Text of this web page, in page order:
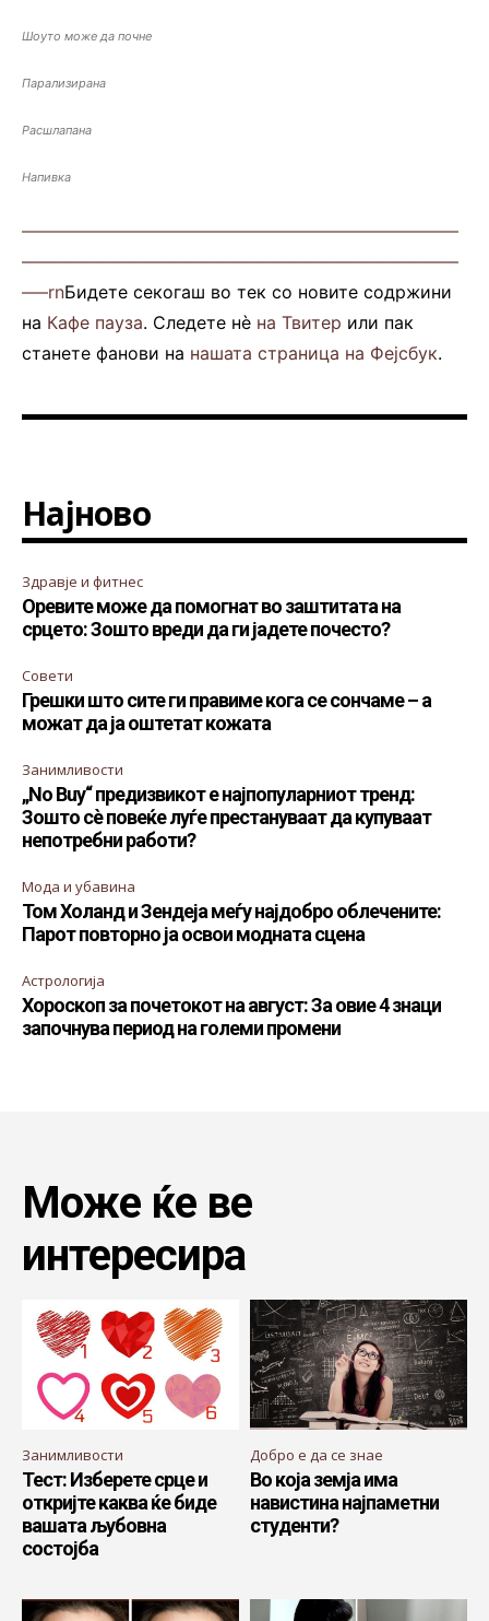
Шоуто може да почне
Парализирана
Расшлапана
Напивка
—————————————————————————
—————————————————————————
—–rnБидете секогаш во тек со новите содржини
на Кафе пауза. Следете нè на Твитер или пак
станете фанови на нашата страница на Фејсбук.
Најново
Здравје и фитнес
Оревите може да помогнат во заштитата на
срцето: Зошто вреди да ги јадете почесто?
Совети
Грешки што сите ги правиме кога се сончаме – а
можат да ја оштетат кожата
Занимливости
„No Buy“ предизвикот е најпопуларниот тренд:
Зошто сè повеќе луѓе престануваат да купуваат
непотребни работи?
Мода и убавина
Том Холанд и Зендеја меѓу најдобро облечените:
Парот повторно ја освои модната сцена
Астрологија
Хороскоп за почетокот на август: За овие 4 знаци
започнува период на големи промени
Може ќе ве
интересира
Занимливости
Тест: Изберете срце и
откријте каква ќе биде
вашата љубовна
состојба
Добро е да се знае
Во која земја има
навистина најпаметни
студенти?